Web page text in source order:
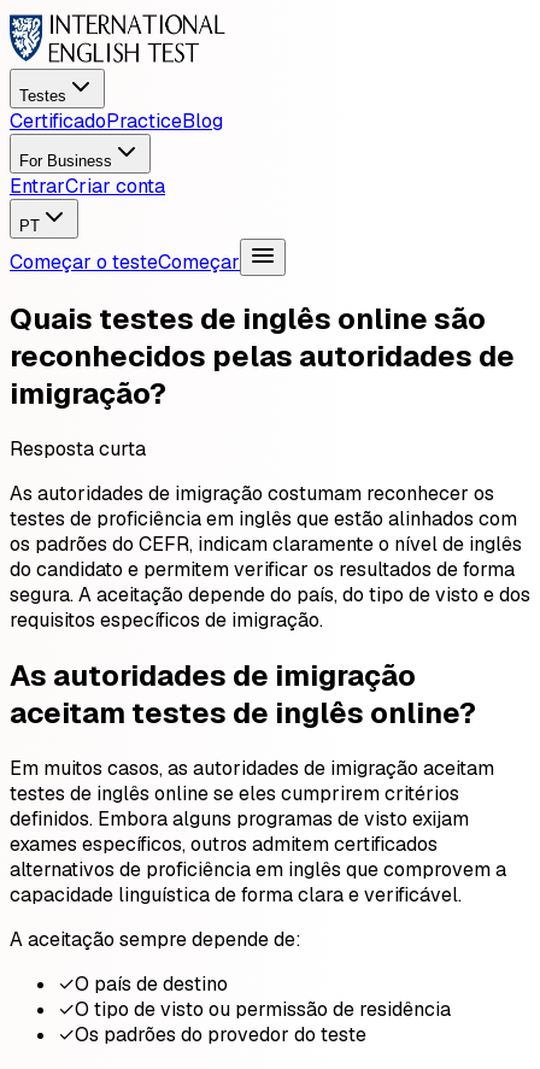
Testes
CertificadoPracticeBlog
For Business
EntrarCriar conta
PT
Começar o testeComeçar
Quais testes de inglês online são
reconhecidos pelas autoridades de
imigração?
Resposta curta
As autoridades de imigração costumam reconhecer os
testes de proficiência em inglês que estão alinhados com
os padrões do CEFR, indicam claramente o nível de inglês
do candidato e permitem verificar os resultados de forma
segura. A aceitação depende do país, do tipo de visto e dos
requisitos específicos de imigração.
As autoridades de imigração
aceitam testes de inglês online?
Em muitos casos, as autoridades de imigração aceitam
testes de inglês online se eles cumprirem critérios
definidos. Embora alguns programas de visto exijam
exames específicos, outros admitem certificados
alternativos de proficiência em inglês que comprovem a
capacidade linguística de forma clara e verificável.
A aceitação sempre depende de:
✓O país de destino
✓O tipo de visto ou permissão de residência
✓Os padrões do provedor do teste